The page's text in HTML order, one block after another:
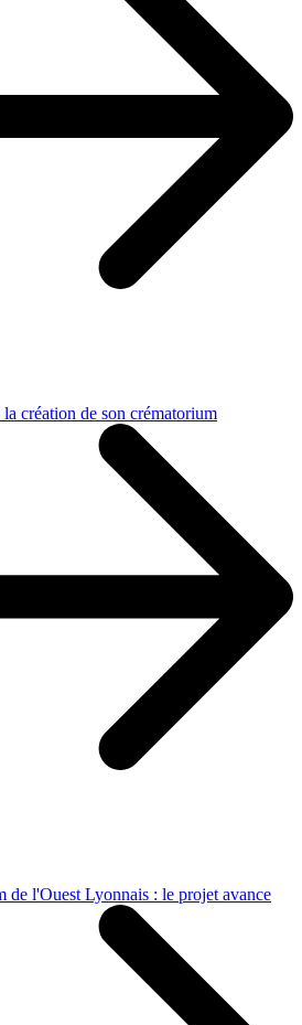
création de son crématorium
de l'Ouest Lyonnais : le projet avance